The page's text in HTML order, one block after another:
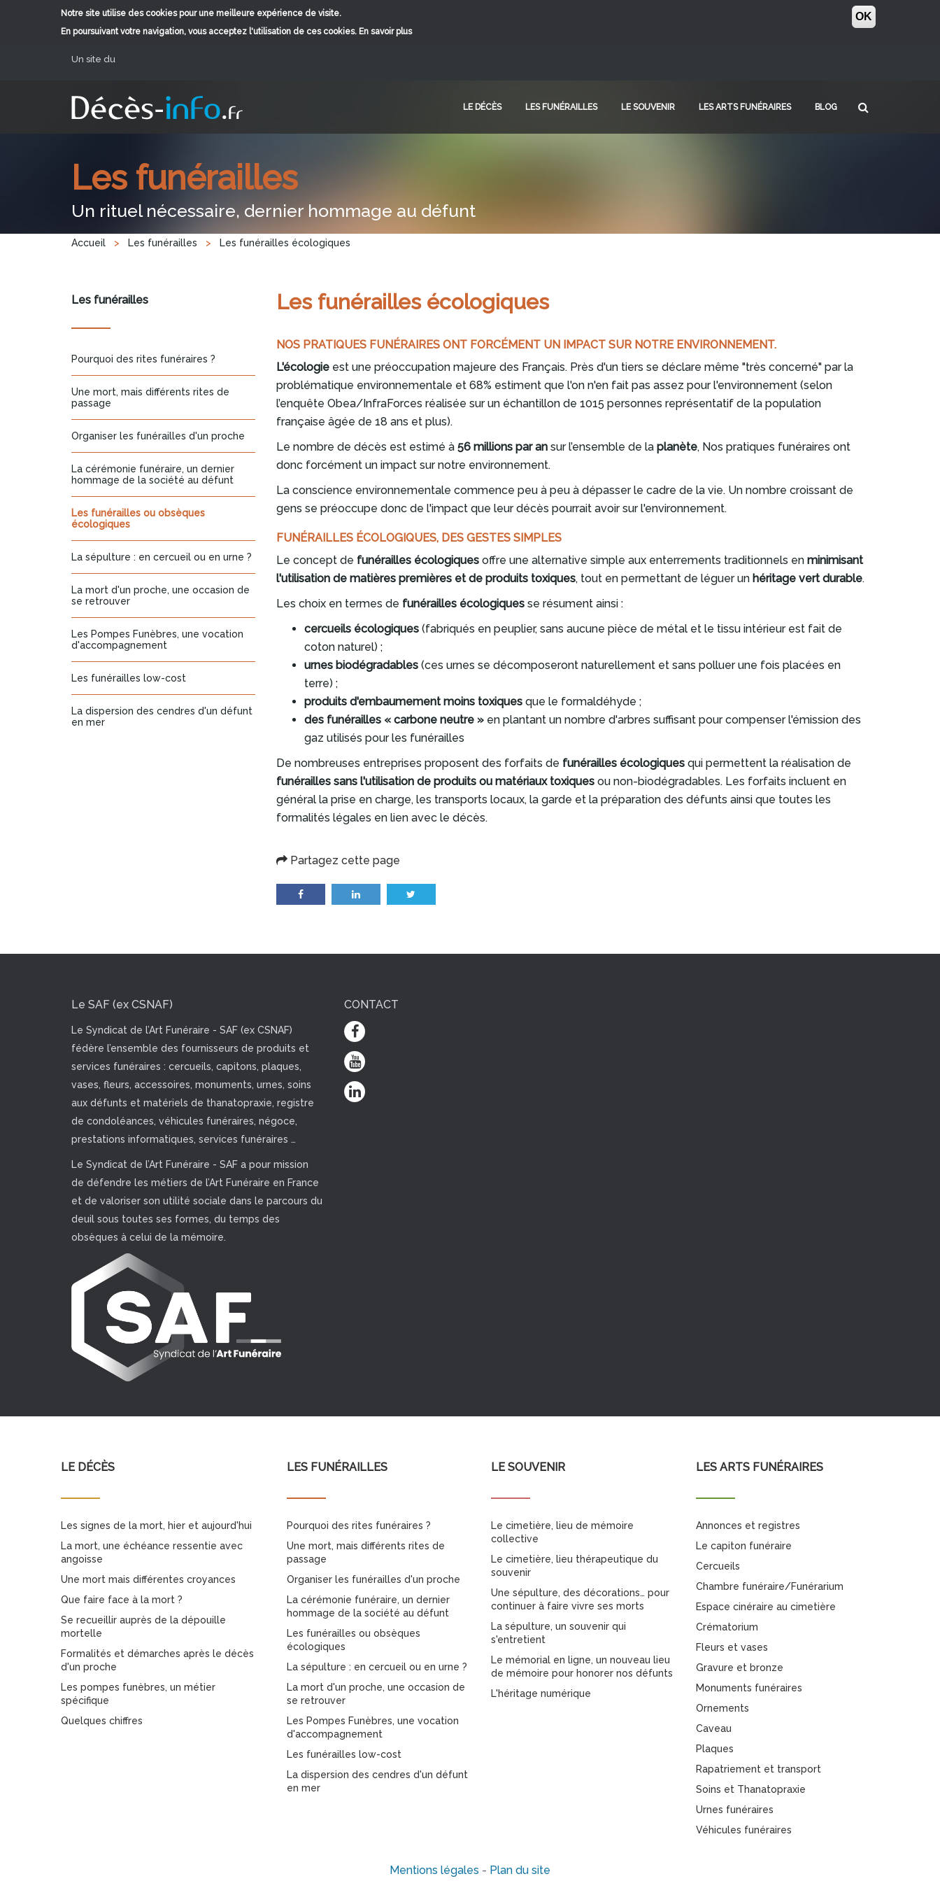
Notre site utilise des cookies pour une meilleure expérience de visite.
En poursuivant votre navigation, vous acceptez l'utilisation de ces cookies. En savoir plus
OK
Aller au contenu principal
Un site du
LE DÉCÈS LES FUNÉRAILLES LE SOUVENIR LES ARTS FUNÉRAIRES BLOG
Les funérailles
Un rituel nécessaire, dernier hommage au défunt
Vous êtes ici
Accueil > Les funérailles > Les funérailles écologiques
Les funérailles
Pourquoi des rites funéraires ?
Une mort, mais différents rites de
passage
Organiser les funérailles d'un proche
La cérémonie funéraire, un dernier
hommage de la société au défunt
Les funérailles ou obsèques
écologiques
La sépulture : en cercueil ou en urne ?
La mort d'un proche, une occasion de
se retrouver
Les Pompes Funèbres, une vocation
d'accompagnement
Les funérailles low-cost
La dispersion des cendres d'un défunt
en mer
Les funérailles écologiques
NOS PRATIQUES FUNÉRAIRES ONT FORCÉMENT UN IMPACT SUR NOTRE ENVIRONNEMENT.
L'écologieest une préoccupation majeure des Français. Près d'un tiers se déclare même "très concerné" par la
problématique environnementale et 68% estiment que l'on n'en fait pas assez pour l'environnement (selon
l’enquête Obea/InfraForces réalisée sur un échantillon de 1015 personnes représentatif de la population
française âgée de 18 ans et plus).
Le nombre de décès est estimé à 56 millions par ansur l’ensemble de la planète, Nos pratiques funéraires ont
donc forcément un impact sur notre environnement.
La conscience environnementale commence peu à peu à dépasser le cadre de la vie. Un nombre croissant de
gens se préoccupe donc de l'impact que leur décès pourrait avoir sur l'environnement.
FUNÉRAILLES ÉCOLOGIQUES, DES GESTES SIMPLES
Le concept de funérailles écologiquesoffre une alternative simple aux enterrements traditionnels en minimisant
l'utilisation de matières premières et de produits toxiques, tout en permettant de léguer un héritage vert durable.
Les choix en termes de funérailles écologiquesse résument ainsi :
cercueils écologiques(fabriqués en peuplier, sans aucune pièce de métal et le tissu intérieur est fait de
coton naturel) ;
urnes biodégradables(ces urnes se décomposeront naturellement et sans polluer une fois placées en
terre) ;
produits d'embaumement moins toxiquesque le formaldéhyde ;
des funérailles « carbone neutre »en plantant un nombre d'arbres suffisant pour compenser l'émission des
gaz utilisés pour les funérailles
De nombreuses entreprises proposent des forfaits de funérailles écologiquesqui permettent la réalisation de
funérailles sans l'utilisation de produits ou matériaux toxiquesou non-biodégradables. Les forfaits incluent en
général la prise en charge, les transports locaux, la garde et la préparation des défunts ainsi que toutes les
formalités légales en lien avec le décès.
Partagez cette page
Le SAF (ex CSNAF)
Le Syndicat de l’Art Funéraire - SAF (ex CSNAF)
fédère l’ensemble des fournisseurs de produits et
services funéraires : cercueils, capitons, plaques,
vases, fleurs, accessoires, monuments, urnes, soins
aux défunts et matériels de thanatopraxie, registre
de condoléances, véhicules funéraires, négoce,
prestations informatiques, services funéraires …
Le Syndicat de l’Art Funéraire - SAF a pour mission
de défendre les métiers de l’Art Funéraire en France
et de valoriser son utilité sociale dans le parcours du
deuil sous toutes ses formes, du temps des
obsèques à celui de la mémoire.
CONTACT
LE DÉCÈS
Les signes de la mort, hier et aujourd'hui
La mort, une échéance ressentie avec
angoisse
Une mort mais différentes croyances
Que faire face à la mort ?
Se recueillir auprès de la dépouille
mortelle
Formalités et démarches après le décès
d'un proche
Les pompes funèbres, un métier
spécifique
Quelques chiffres
LES FUNÉRAILLES
Pourquoi des rites funéraires ?
Une mort, mais différents rites de
passage
Organiser les funérailles d'un proche
La cérémonie funéraire, un dernier
hommage de la société au défunt
Les funérailles ou obsèques
écologiques
La sépulture : en cercueil ou en urne ?
La mort d'un proche, une occasion de
se retrouver
Les Pompes Funèbres, une vocation
d'accompagnement
Les funérailles low-cost
La dispersion des cendres d'un défunt
en mer
LE SOUVENIR
Le cimetière, lieu de mémoire
collective
Le cimetière, lieu thérapeutique du
souvenir
Une sépulture, des décorations… pour
continuer à faire vivre ses morts
La sépulture, un souvenir qui
s'entretient
Le mémorial en ligne, un nouveau lieu
de mémoire pour honorer nos défunts
L'héritage numérique
LES ARTS FUNÉRAIRES
Annonces et registres
Le capiton funéraire
Cercueils
Chambre funéraire/Funérarium
Espace cinéraire au cimetière
Crématorium
Fleurs et vases
Gravure et bronze
Monuments funéraires
Ornements
Caveau
Plaques
Rapatriement et transport
Soins et Thanatopraxie
Urnes funéraires
Véhicules funéraires
Mentions légales - Plan du site